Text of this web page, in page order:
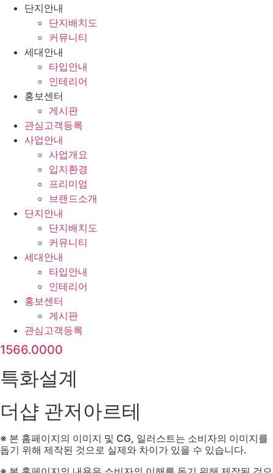
단지안내
단지배치도
커뮤니티
세대안내
타입안내
인테리어
홍보센터
게시판
관심고객등록
사업안내
사업개요
입지환경
프리미엄
브랜드소개
단지안내
단지배치도
커뮤니티
세대안내
타입안내
인테리어
홍보센터
게시판
관심고객등록
1566.0000
특화설계
더샵 관저아르테
※ 본 홈페이지의 이미지 및 CG, 일러스트는 소비자의 이미지를
돕기 위해 제작된 것으로 실제와 차이가 있을 수 있습니다.